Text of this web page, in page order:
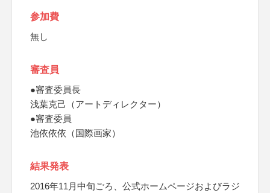
参加費
無し
審査員
●審査委員長
浅葉克己（アートディレクター）
●審査委員
池依依依（国際画家）
結果発表
2016年11月中旬ごろ、公式ホームページおよびラジ